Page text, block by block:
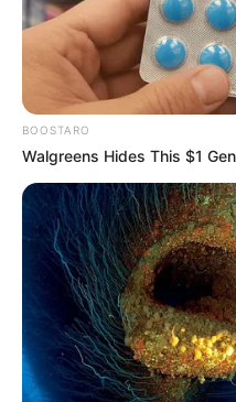
BOOSTARO
Walgreens Hides This $1